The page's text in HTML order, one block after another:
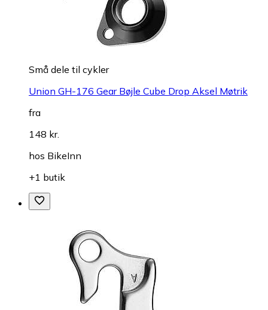
Små dele til cykler
Union GH-176 Gear Bøjle Cube Drop Aksel Møtrik
fra
148 kr.
hos BikeInn
+1 butik